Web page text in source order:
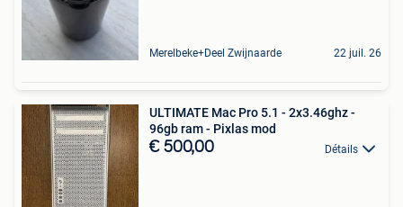
Merelbeke+Deel Zwijnaarde 22 juil. 26
ULTIMATE Mac Pro 5.1 - 2x3.46ghz -
96gb ram - Pixlas mod
€ 500,00 Détails